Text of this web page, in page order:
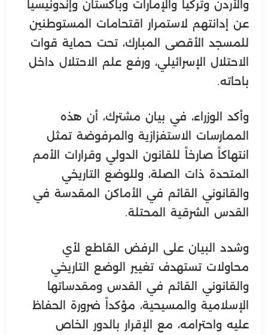
والأردن وتركيا والإمارات وباكستان وإندونيسيا
عن إدانتهم لاستمرار اقتحامات المستوطنين
للمسجد الأقصى المبارك، تحت حماية قوات
الاحتلال الإسرائيلي، ورفع علم الاحتلال داخل
باحاته.
وأكد الوزراء، في بيان مشترك، أن هذه
الممارسات الاستفزازية والمرفوضة تمثل
انتهاكاً صارخاً للقانون الدولي وقرارات الأمم
المتحدة ذات الصلة، وللوضع التاريخي
والقانوني القائم في الأماكن المقدسة في
القدس الشرقية المحتلة.
وشدد البيان على الرفض القاطع لأي
محاولات تستهدف تغيير الوضع التاريخي
والقانوني القائم في القدس ومقدساتها
الإسلامية والمسيحية، مؤكداً ضرورة الحفاظ
عليه واحترامه، مع الإقرار بالدور الخاص